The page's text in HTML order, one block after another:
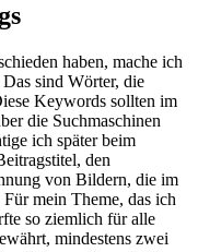
haben, mache ich
sind Wörter, die
Keywords sollten im
die Suchmaschinen
ich später beim
den
von Bildern, die im
mein Theme, das ich
so ziemlich für alle
mindestens zwei